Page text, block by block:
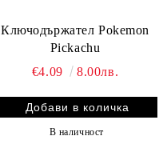
Ключодържател Pokemon
Pickachu
€4.09
8.00лв.
В наличност